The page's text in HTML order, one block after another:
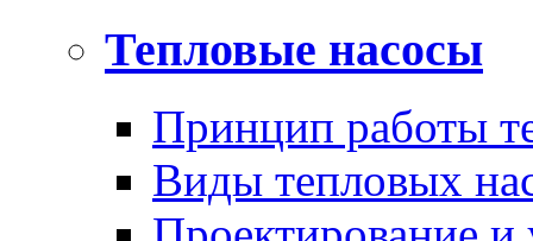
Тепловые насосы
Принцип работы
Виды тепловых